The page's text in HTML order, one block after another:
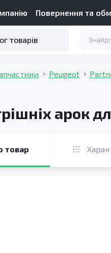
Повернення та
товарів
Peugeot
арок
товар